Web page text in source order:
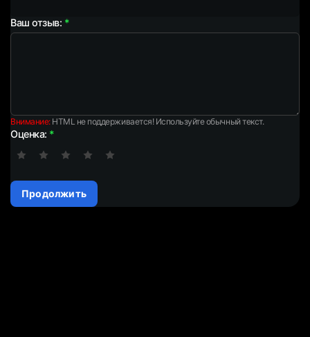
Ваш отзыв:
Внимание:HTML не поддерживается! Используйте обычный текст.
Оценка:
Продолжить